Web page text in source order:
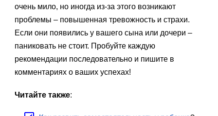
очень мило, но иногда из-за этого возникают
проблемы – повышенная тревожность и страхи.
Если они появились у вашего сына или дочери –
паниковать не стоит. Пробуйте каждую
рекомендации последовательно и пишите в
комментариях о ваших успехах!
Читайте также: